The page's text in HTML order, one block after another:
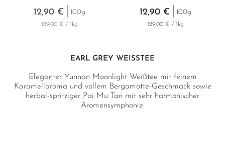
12,90 € 100g
129,00 € / 1kg
12,90 € 100g
129,00 € / 1kg
EARL GREY WEISSTEE
Eleganter Yunnan Moonlight Weißtee mit feinem
Karamellaroma und vollem Bergamotte-Geschmack sowie
herbal-spritziger Pai Mu Tan mit sehr harmonischer
Aromensymphonie.